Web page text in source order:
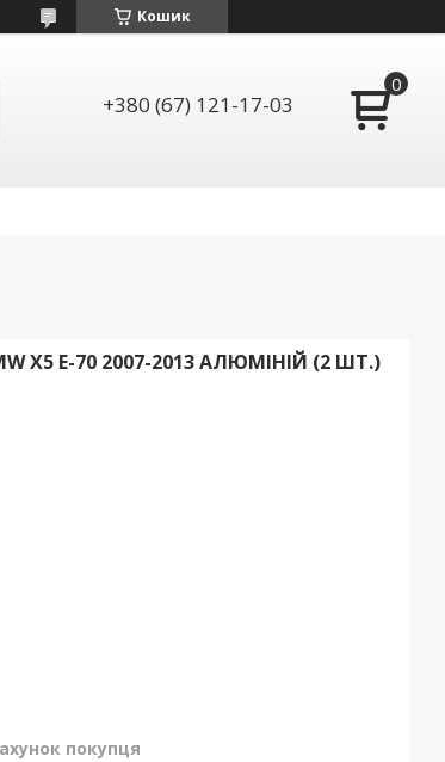
Кошик
+380 (67) 121-17-03
X5 E-70 2007-2013 АЛЮМІНІЙ (2 ШТ.)
покупця